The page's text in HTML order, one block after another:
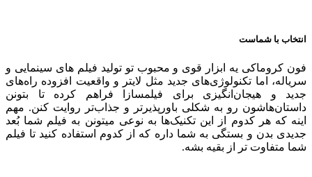
انتخاب با شماست
فون کروماکی یه ابزار قوی و محبوب تو تولید فیلم های سینمایی و
سریاله، اما تکنولوژی‌های جدید مثل لایتر و واقعیت افزوده راه‌های
جدید و هیجان‌انگیزی برای فیلمسازا فراهم کرده تا بتونن
داستان‌هاشون رو به شکلی باورپذیرتر و جذاب‌تر روایت کنن. مهم
اینه که هر کدوم از این تکنیک‌ها به نوعی میتونن به فیلم شما بُعد
جدیدی بدن و بستگی به شما داره که از کدوم استفاده کنید تا فیلم
شما متفاوت تر از بقیه بشه.